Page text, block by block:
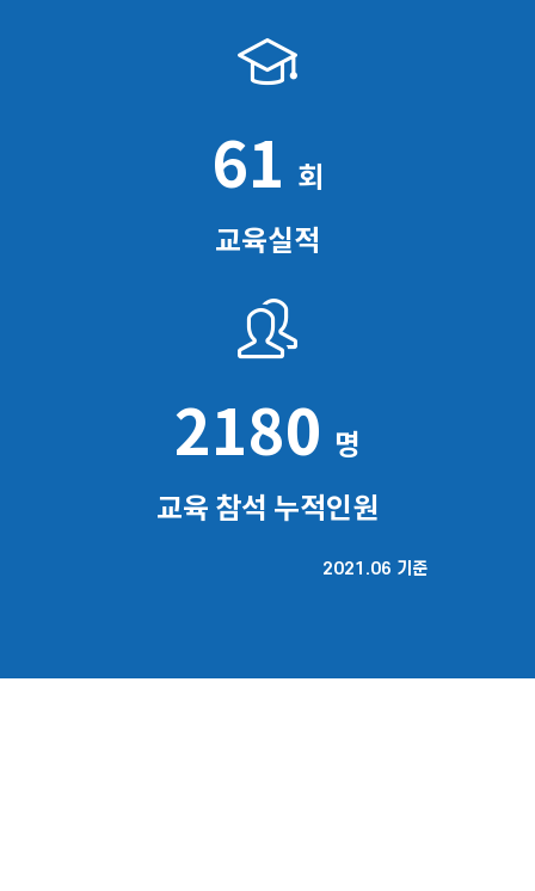
61 회
교육실적
2180 명
교육 참석 누적인원
2021.06 기준